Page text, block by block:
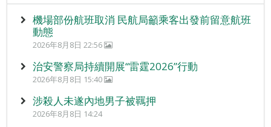
機場部份航班取消 民航局籲乘客出發前留意航班
動態
2026年8月8日 22:56
治安警察局持續開展“雷霆2026”行動
2026年8月8日 15:40
涉殺人未遂內地男子被羈押
2026年8月8日 14:24